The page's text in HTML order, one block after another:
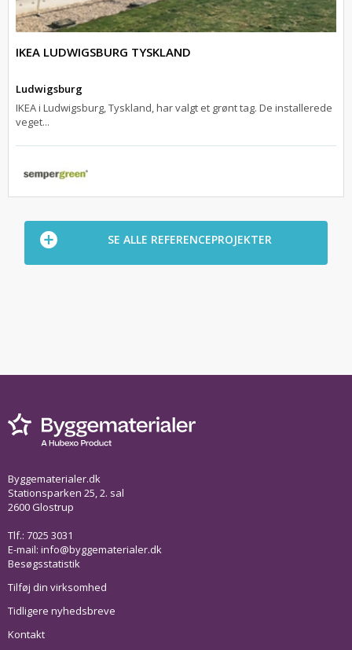
IKEA LUDWIGSBURG TYSKLAND
Ludwigsburg
IKEA i Ludwigsburg, Tyskland, har valgt et grønt tag. De installerede
veget...
SE ALLE REFERENCEPROJEKTER
Byggematerialer.dk
Stationsparken 25, 2. sal
2600 Glostrup
Tlf.: 7025 3031
E-mail: info@byggematerialer.dk
Besøgsstatistik
Tilføj din virksomhed
Tidligere nyhedsbreve
Kontakt